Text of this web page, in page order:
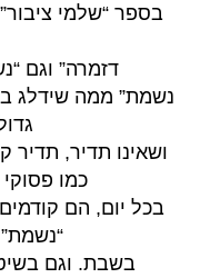
בספר “שלמי
דזמרה” וגם
ושאינו תדיר, תדיר
כמו
בכל יום, הם
בשבת. וגם